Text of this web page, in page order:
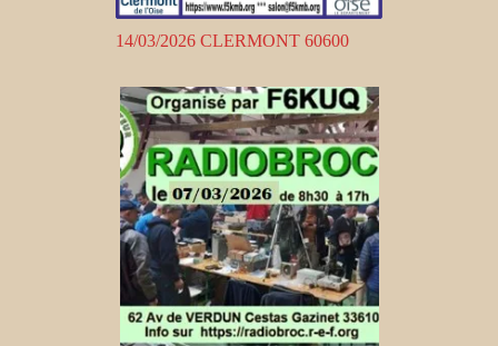
14/03/2026 CLERMONT 60600